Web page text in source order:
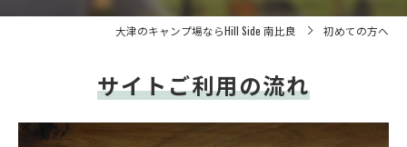
大津のキャンプ場ならHill Side 南比良 初めての方へ
サイトご利用の流れ